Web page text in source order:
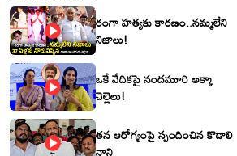
రంగా హత్యకు కారణం..నమ్మలేని
నిజాలు!
ఒకే వేదికపై నందమూరి అక్కా
చెల్లెలు!
తన ఆరోగ్యంపై స్పందించిన కొడాలి